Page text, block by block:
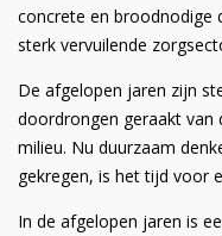
concrete en broodnodige
sterk vervuilende
De afgelopen jaren zijn
doordrongen geraakt
milieu. Nu duurzaam
gekregen, is het tijd voor
In de afgelopen jaren is